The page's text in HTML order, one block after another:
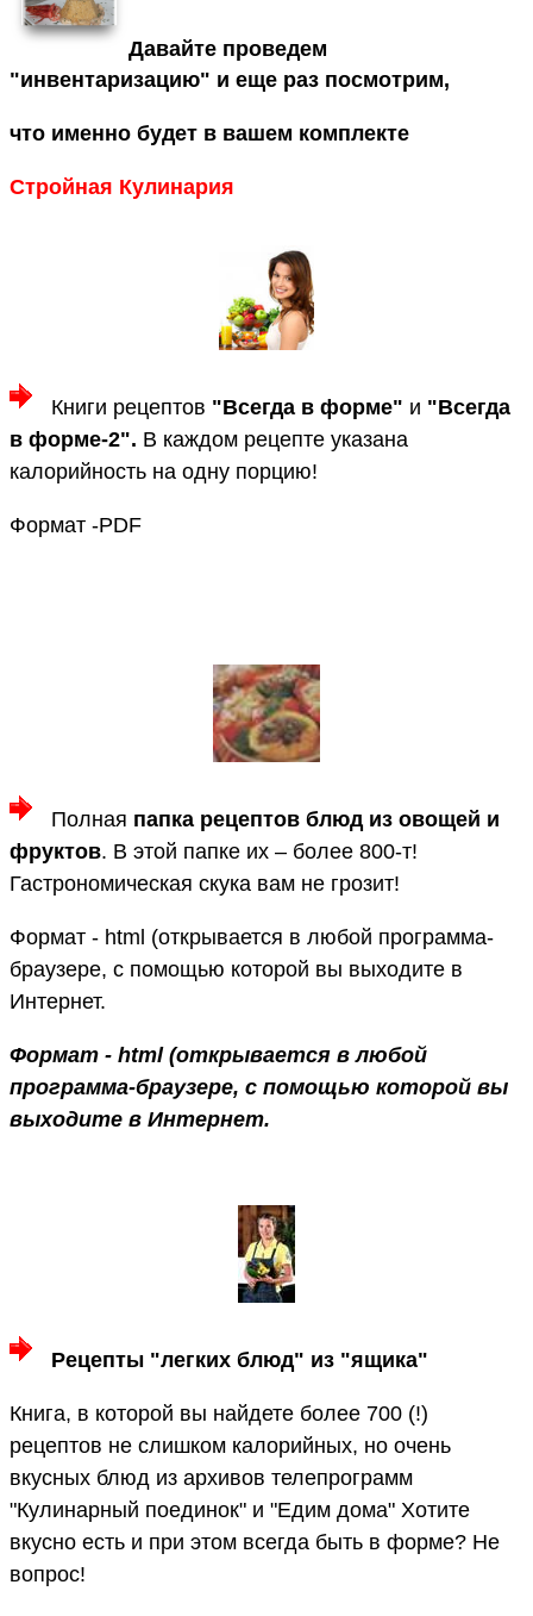
Давайте проведем
"инвентаризацию" и еще раз посмотрим,
что именно будет в вашем комплекте
Стройная Кулинария
Книги рецептов "Всегда в форме" и "Всегда
в форме-2". В каждом рецепте указана
калорийность на одну порцию!
Формат -PDF
Полная папка рецептов блюд из овощей и
фруктов. В этой папке их – более 800-т!
Гастрономическая скука вам не грозит!
Формат - html (открывается в любой программа-
браузере, с помощью которой вы выходите в
Интернет.
Формат - html (открывается в любой
программа-браузере, с помощью которой вы
выходите в Интернет.
Рецепты "легких блюд" из "ящика"
Книга, в которой вы найдете более 700 (!)
рецептов не слишком калорийных, но очень
вкусных блюд из архивов телепрограмм
"Кулинарный поединок" и "Едим дома" Хотите
вкусно есть и при этом всегда быть в форме? Не
вопрос!